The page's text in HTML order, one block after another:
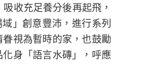
收充足養分後再起飛，
」創意豐沛，進行系列
視為暫時的家，也鼓勵
身「語言水磚」，呼應